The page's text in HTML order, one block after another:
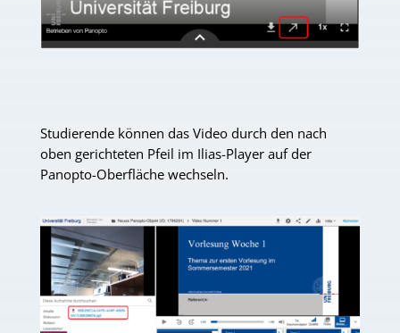
Studierende können das Video durch den nach
oben gerichteten Pfeil im Ilias-Player auf der
Panopto-Oberfläche wechseln.